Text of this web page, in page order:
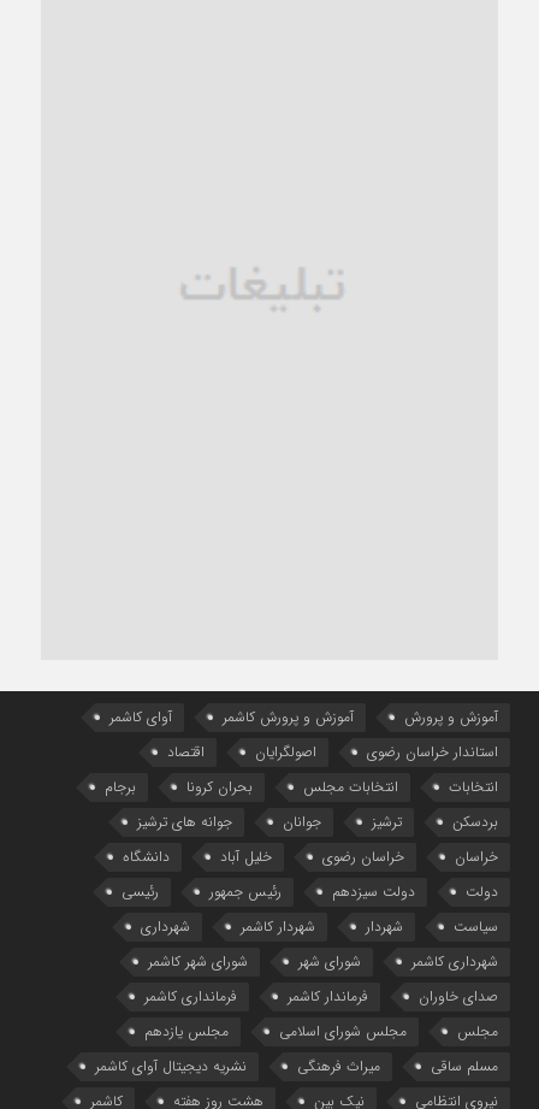
آموزش و پرورش آموزش و پرورش کاشمر
آوای کاشمر
استاندار خراسان رضوی
اصولگرایان
اقتصاد
انتخابات
انتخابات مجلس بحران کرونا
برجام
بردسکن
ترشیز جوانان
جوانه های ترشیز
خراسان
خراسان رضوی خلیل آباد
دانشگاه
دولت
دولت سیزدهم رئیس جمهور
رئیسی
سیاست
شهردار شهردار کاشمر
شهرداری
شهرداری کاشمر
شورای شهر
شورای شهر کاشمر
صدای خاوران
فرماندار کاشمر
فرمانداری کاشمر
مجلس
مجلس شورای اسلامی
مجلس یازدهم
مسلم ساقی
میراث فرهنگی
نشریه دیجیتال آوای کاشمر
نیروی انتظامی
نیک بین هشت روز هفته کاشمر